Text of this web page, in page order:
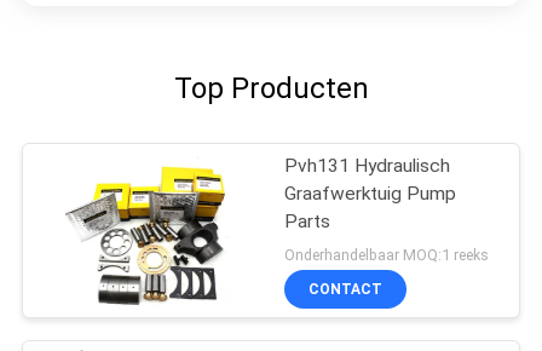
Top Producten
Pvh131 Hydraulisch
Graafwerktuig Pump
Parts
Onderhandelbaar MOQ:1 reeks
CONTACT